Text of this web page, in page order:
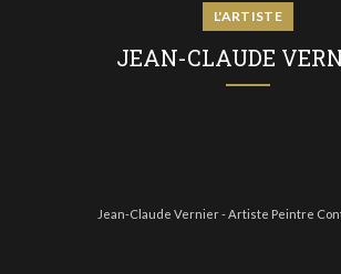
L'ARTISTE
JEAN-CLAUDE
Jean-Claude Vernier - Artiste Peintre